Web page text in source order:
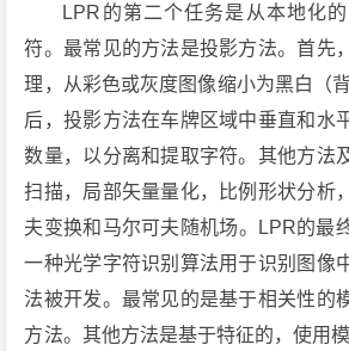
LPR的第二个任务是从本地化
符。最常见的方法是投影方法。首先
理，从彩色或灰度图像缩小为黑白（
后，投影方法在车牌区域中垂直和水
数量，以分离和提取字符。其他方法
扫描，局部矢量量化，比例形状分析
夫变换和马尔可夫随机场。LPR的最
一种光学字符识别算法用于识别图像
法被开发。最常见的是基于相关性的
方法。其他方法是基于特征的，使用